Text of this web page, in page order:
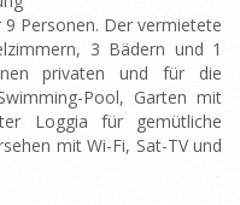
Personen. Der vermietete
3 Bädern und 1
privaten und für die
Pool, Garten mit
Loggia für gemütliche
mit Wi-Fi, Sat-TV und